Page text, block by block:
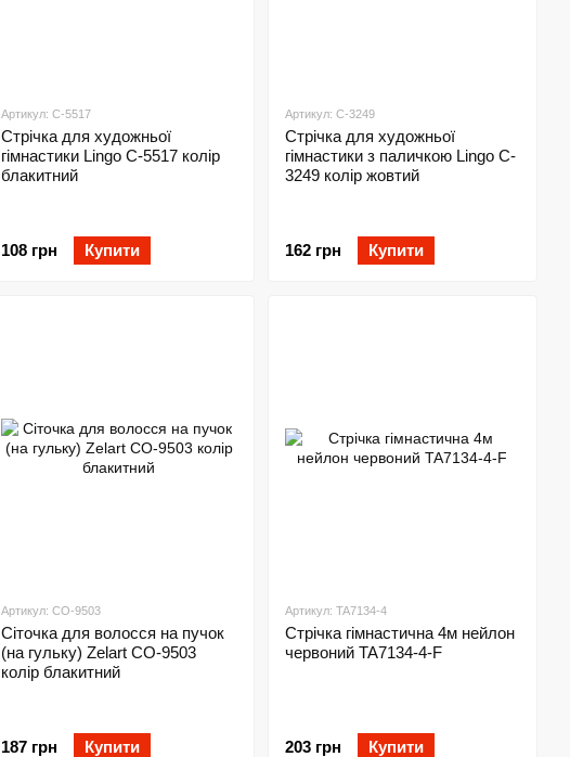
Артикул: C-5517
Стрічка для художньої
гімнастики Lingo C-5517 колір
блакитний
108 грн Купити
Артикул: C-3249
Стрічка для художньої
гімнастики з паличкою Lingo C-
3249 колір жовтий
162 грн Купити
Артикул: CO-9503
Сіточка для волосся на пучок
(на гульку) Zelart CO-9503
колір блакитний
187 грн Купити
Артикул: TA7134-4
Стрічка гімнастична 4м нейлон
червоний TA7134-4-F
203 грн Купити